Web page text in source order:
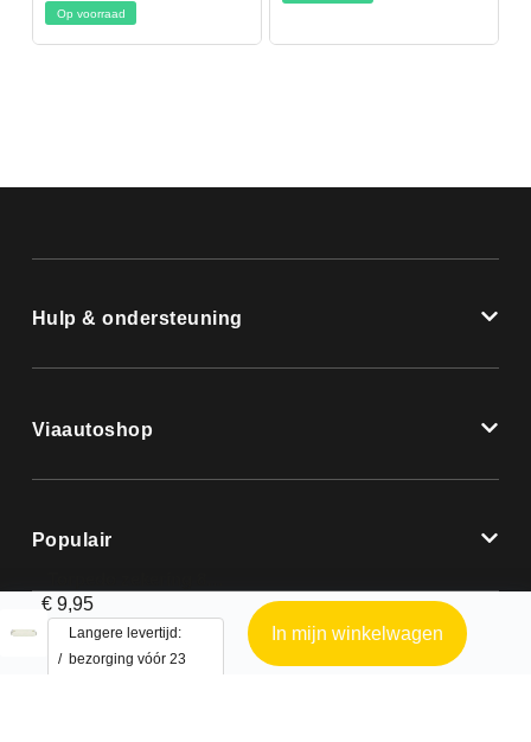
Op voorraad
Hulp & ondersteuning
Viaautoshop
Populair
€ 9,95
Langere levertijd:
bezorging vóór 23
In mijn winkelwagen